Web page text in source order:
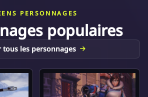
PERSONNAGES
populaires
tous les personnages